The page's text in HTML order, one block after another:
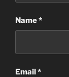
Name*
Email*